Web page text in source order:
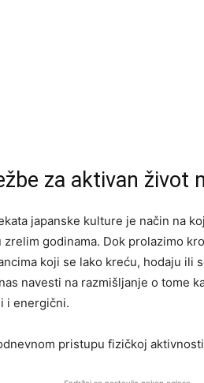
za aktivan život
japanske kulture je način na
godinama. Dok prolazimo
koji se lako kreću, hodaju ili
navesti na razmišljanje o tome
i energični.
pristupu fizičkoj